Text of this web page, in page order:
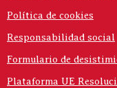
Política de cookies
Responsabilidad social
Formulario de
Plataforma UE